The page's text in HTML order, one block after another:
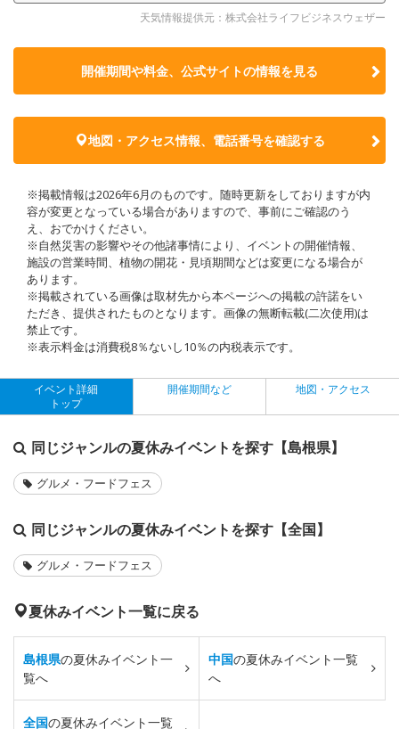
天気情報提供元：株式会社ライフビジネスウェザー
開催期間や料金、公式サイトの情報を見る
地図・アクセス情報、電話番号を確認する
※掲載情報は2026年6月のものです。随時更新をしておりますが内
容が変更となっている場合がありますので、事前にご確認のう
え、おでかけください。
※自然災害の影響やその他諸事情により、イベントの開催情報、
施設の営業時間、植物の開花・見頃期間などは変更になる場合が
あります。
※掲載されている画像は取材先から本ページへの掲載の許諾をい
ただき、提供されたものとなります。画像の無断転載(二次使用)は
禁止です。
※表示料金は消費税8％ないし10％の内税表示です。
イベント詳細
トップ
開催期間など 地図・アクセス
同じジャンルの夏休みイベントを探す【島根県】
グルメ・フードフェス
同じジャンルの夏休みイベントを探す【全国】
グルメ・フードフェス
夏休みイベント一覧に戻る
島根県の夏休みイベント一
覧へ
中国の夏休みイベント一覧
へ
全国の夏休みイベント一覧